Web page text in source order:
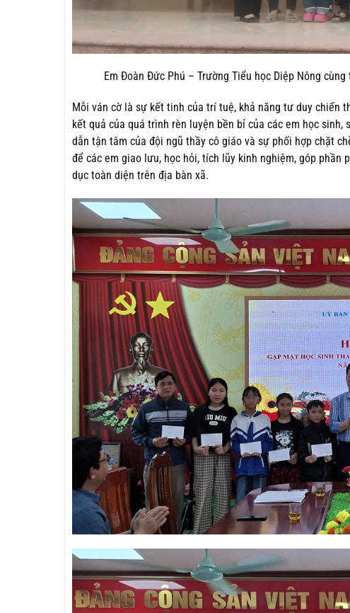
Em Đoàn Đức Phú –Trường Tiểu học Diệp Nông
Mỗi ván cờ là sự kết tinh của trí tuệ, khả năng tư duy chiến
kết quả của quá trình rèn luyện bền bỉ của các em học
dẫn tận tâm của đội ngũ thầy cô giáo và sự phối hợp chặt
để các em giao lưu, học hỏi, tích lũy kinh nghiệm, góp
dục toàn diện trên địa bàn xã.